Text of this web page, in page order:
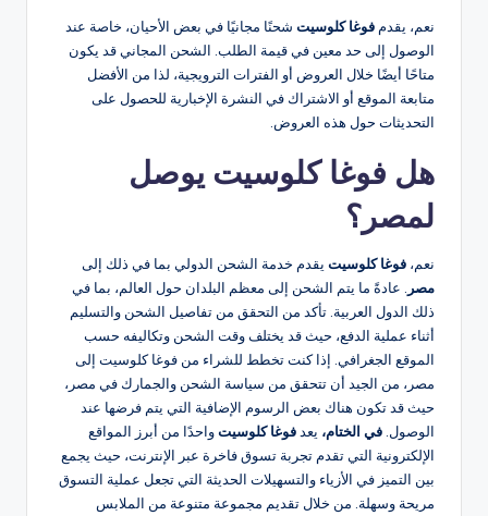
نعم، يقدم فوغا كلوسيت شحنًا مجانيًا في بعض الأحيان، خاصة عند
الوصول إلى حد معين في قيمة الطلب. الشحن المجاني قد يكون
متاحًا أيضًا خلال العروض أو الفترات الترويجية، لذا من الأفضل
متابعة الموقع أو الاشتراك في النشرة الإخبارية للحصول على
التحديثات حول هذه العروض.
هل فوغا كلوسيت يوصل
لمصر؟
نعم، فوغا كلوسيت يقدم خدمة الشحن الدولي بما في ذلك إلى
مصر
. عادةً ما يتم الشحن إلى معظم البلدان حول العالم، بما في
ذلك الدول العربية. تأكد من التحقق من تفاصيل الشحن والتسليم
أثناء عملية الدفع، حيث قد يختلف وقت الشحن وتكاليفه حسب
الموقع الجغرافي. إذا كنت تخطط للشراء من فوغا كلوسيت إلى
مصر، من الجيد أن تتحقق من سياسة الشحن والجمارك في مصر،
حيث قد تكون هناك بعض الرسوم الإضافية التي يتم فرضها عند
الوصول. في الختام، يعد فوغا كلوسيتواحدًا من أبرز المواقع
الإلكترونية التي تقدم تجربة تسوق فاخرة عبر الإنترنت، حيث يجمع
بين التميز في الأزياء والتسهيلات الحديثة التي تجعل عملية التسوق
مريحة وسهلة. من خلال تقديم مجموعة متنوعة من الملابس